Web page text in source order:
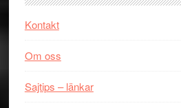
Kontakt
Om oss
Sajtips – länkar